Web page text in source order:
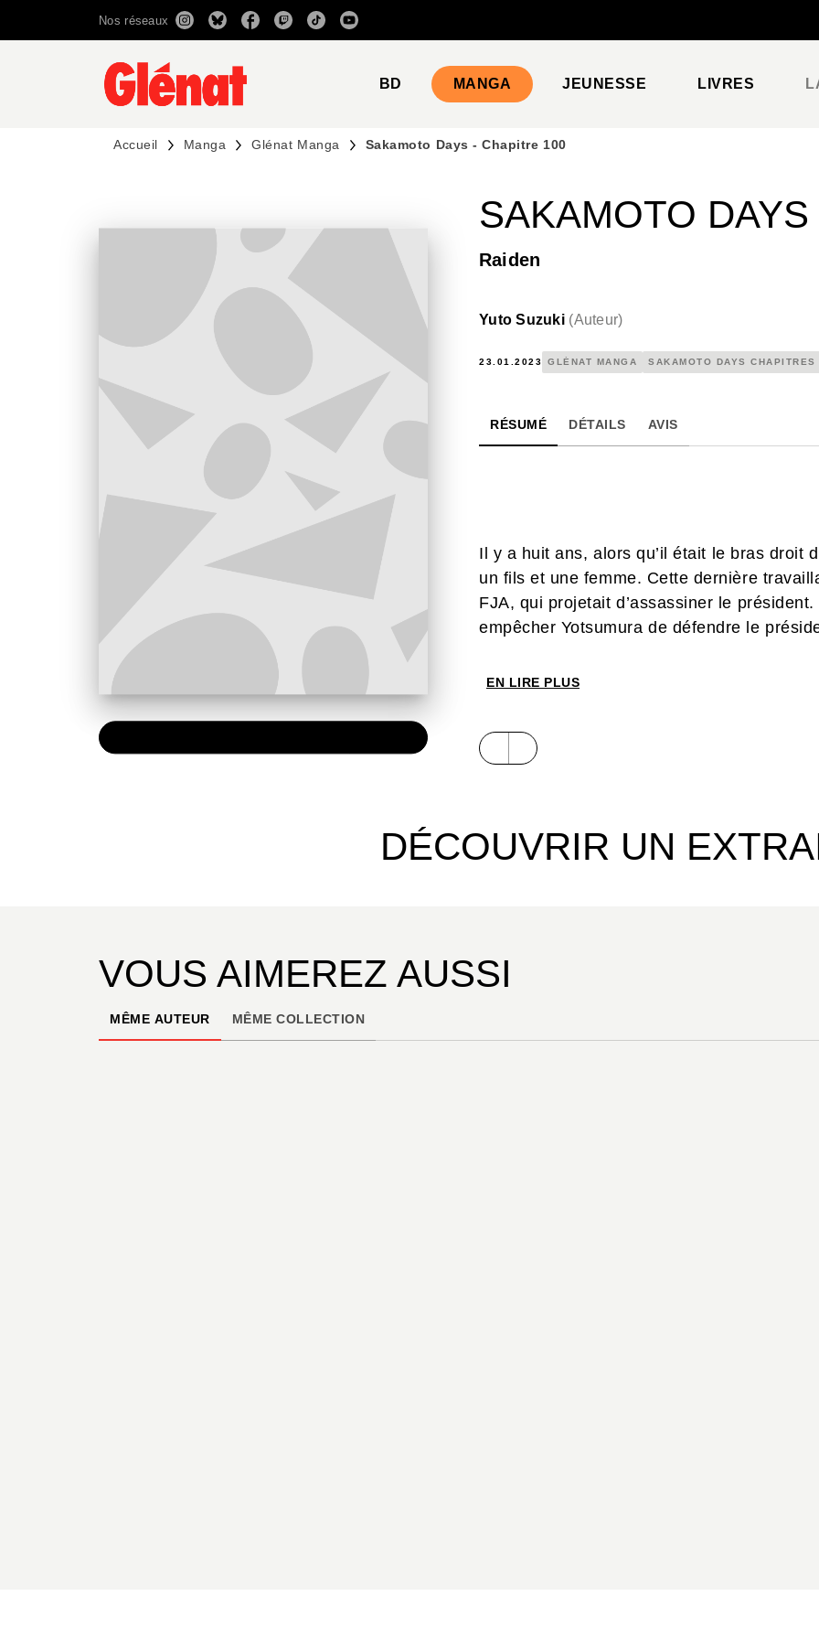
RECHERCHE CONTENU
Nos réseaux
BD MANGA JEUNESSE LIVRES
Accueil Manga Glénat Manga Sakamoto Days - Chapitre 100
SAKAMOTO
Raiden
Yuto Suzuki (Auteur)
23.01.2023 GLÉNAT MANGA SAKAMOTO DAYS CHAPITRES
RÉSUMÉ DÉTAILS AVIS
Il y a huit ans, alors qu’il était le bras droit
un fils et une femme. Cette dernière
FJA, qui projetait d’assassiner le
empêcher Yotsumura de défendre le
EN LIRE PLUS
DÉCOUVRIR UN
VOUS AIMEREZ AUSSI
MÊME AUTEUR MÊME COLLECTION